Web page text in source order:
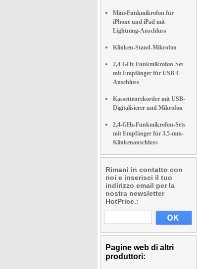
Mini-Funkmikrofon für
iPhone und iPad mit
Lightning-Anschluss
Klinken-Stand-Mikrofon
2,4-GHz-Funkmikrofon-Set
mit Empfänger für USB-C-
Anschluss
Kassettenrekorder mit USB-
Digitalisierer und Mikrofon
2,4-GHz-Funkmikrofon-Sets
mit Empfänger für 3,5-mm-
Klinkenanschluss
Rimani in contatto con
noi e inserisci il tuo
indirizzo email per la
nostra newsletter
HotPrice.:
Pagine web di altri
produttori: